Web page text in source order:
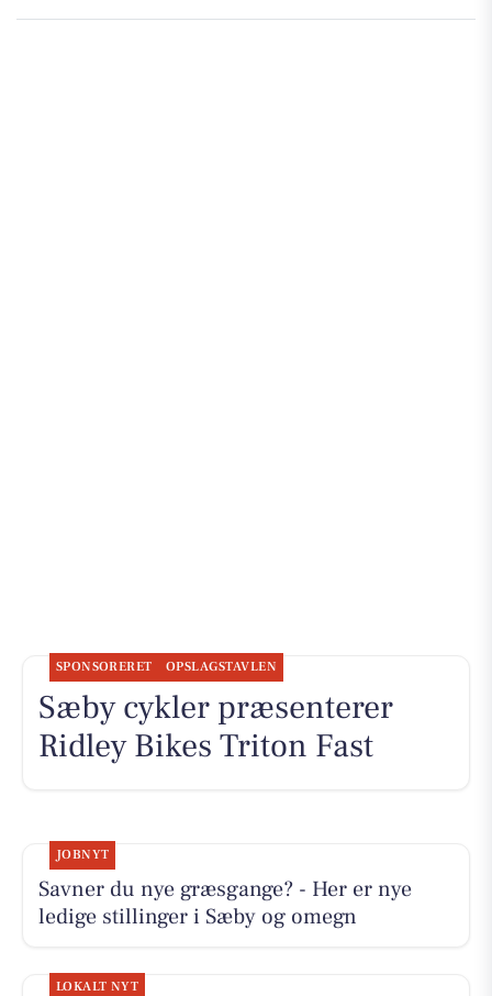
SPONSORERET OPSLAGSTAVLEN
Sæby cykler præsenterer
Ridley Bikes Triton Fast
JOBNYT
Savner du nye græsgange? - Her er nye
ledige stillinger i Sæby og omegn
LOKALT NYT